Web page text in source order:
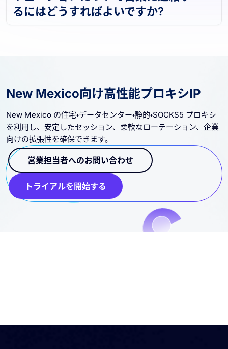
リューションについて営業に連絡す
New Mexico向け高性能プロキシIP
New Mexico の住宅・データセンター・静的・SOCKS5 プロキシ
を利用し、安定したセッション、柔軟なローテーション、企業
向けの拡張性を確保できます。
営業担当者へのお問い合わせ
トライアルを開始する